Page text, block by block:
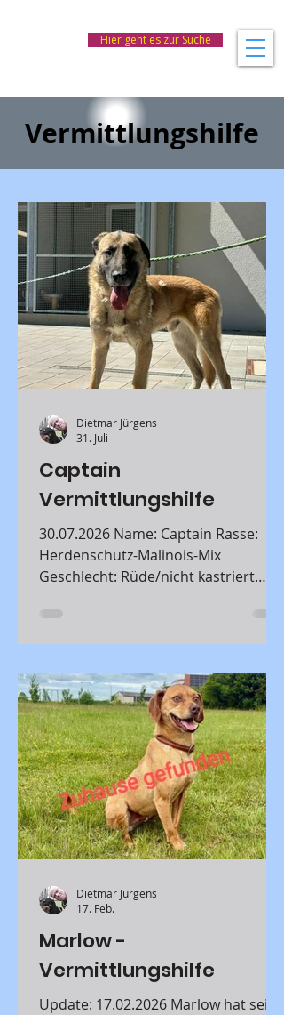
Hier geht es zur Suche
Vermittlungshilfe
Captain
Vermittlungshilfe
30.07.2026 Name: Captain Rasse:
Herdenschutz-Malinois-Mix
Geschlecht: Rüde/nicht kastriert
Alter: 3 Jahre/Geboren in
cm/44 kg Verträglichkeit mit anderen
reagiert Captain nicht negativ auf
andere Hunde. Verträglichkeit mit
Katzen: nein Kinder: ab dem
Teenageralter Erkrankungen: bisher
keine bekannt Besonderheiten: siehe
Beschreibung Aufenthalt: 71034
Böblingen Captain und sein Bruder
Marshall (Beschreibu
Dietmar Jürgens
31. Juli
Marlow -
Vermittlungshilfe
Update: 17.02.2026 Marlow hat sein
Dietmar Jürgens
17. Feb.